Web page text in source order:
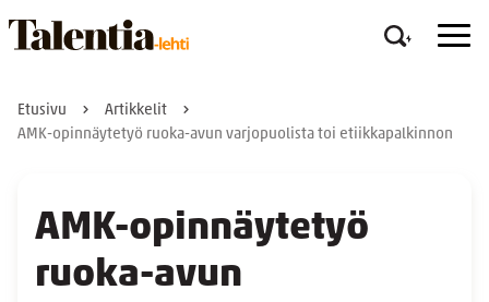
Etusivu
Artikkelit
AMK-opinnäytetyö ruoka-avun varjopuolista toi etiikkapalkinnon
AMK-opinnäytetyö
ruoka-avun